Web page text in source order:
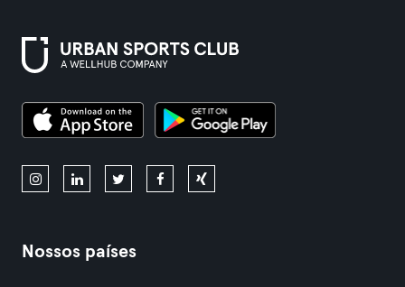
Nossos países